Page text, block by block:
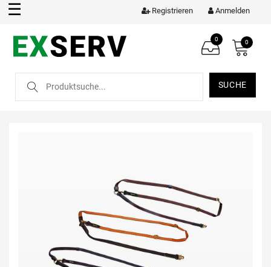
☰ Anmelden
Registrieren
SUCHE
0 0